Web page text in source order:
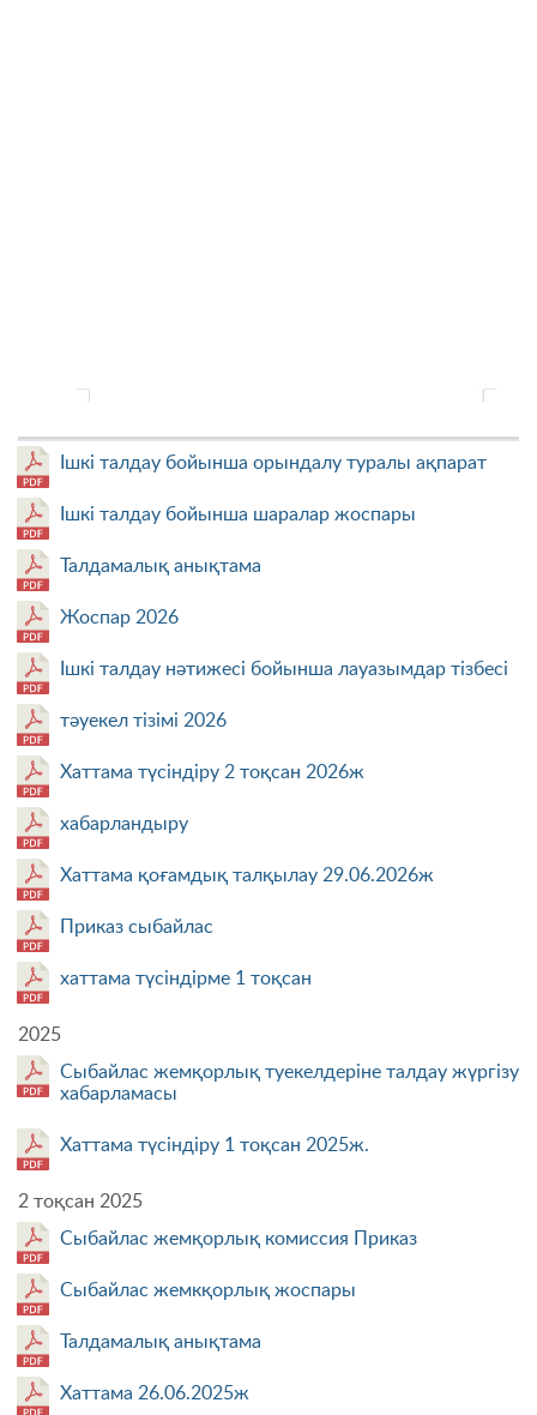
Ішкі талдау бойынша орындалу туралы ақпарат
Ішкі талдау бойынша шаралар жоспары
Талдамалық анықтама
Жоспар 2026
Ішкі талдау нәтижесі бойынша лауазымдар тізбесі
тәуекел тізімі 2026
Хаттама түсіндіру 2 тоқсан 2026ж
хабарландыру
Хаттама қоғамдық талқылау 29.06.2026ж
Приказ сыбайлас
хаттама түсіндірме 1 тоқсан
2025
Сыбайлас жемқорлық туекелдеріне талдау жүргізу
хабарламасы
Хаттама түсіндіру 1 тоқсан 2025ж.
2 тоқсан 2025
Сыбайлас жемқорлық комиссия Приказ
Сыбайлас жемкқорлық жоспары
Талдамалық анықтама
Хаттама 26.06.2025ж